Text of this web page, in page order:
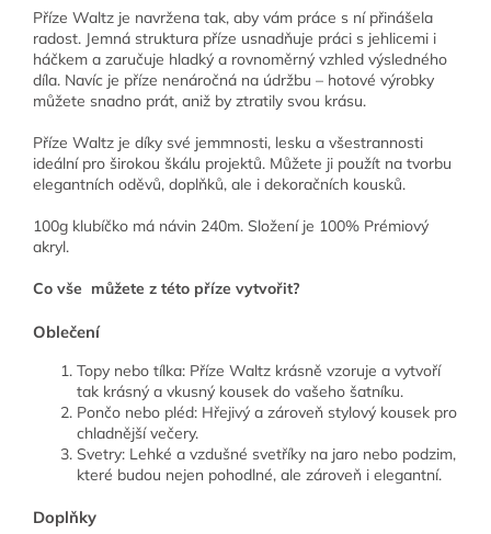
Příze Waltz je navržena tak, aby vám práce s ní přinášela
radost. Jemná struktura příze usnadňuje práci s jehlicemi i
háčkem a zaručuje hladký a rovnoměrný vzhled výsledného
díla. Navíc je příze nenáročná na údržbu – hotové výrobky
můžete snadno prát, aniž by ztratily svou krásu.
Příze Waltz je díky své jemmnosti, lesku a všestrannosti
ideální pro širokou škálu projektů. Můžete ji použít na tvorbu
elegantních oděvů, doplňků, ale i dekoračních kousků.
100g klubíčko má návin 240m. Složení je 100% Prémiový
akryl.
Co vše můžete z této příze vytvořit?
Oblečení
Topy nebo tílka: Příze Waltz krásně vzoruje a vytvoří
tak krásný a vkusný kousek do vašeho šatníku.
Pončo nebo pléd: Hřejivý a zároveň stylový kousek pro
chladnější večery.
Svetry: Lehké a vzdušné svetříky na jaro nebo podzim,
které budou nejen pohodlné, ale zároveň i elegantní.
Doplňky